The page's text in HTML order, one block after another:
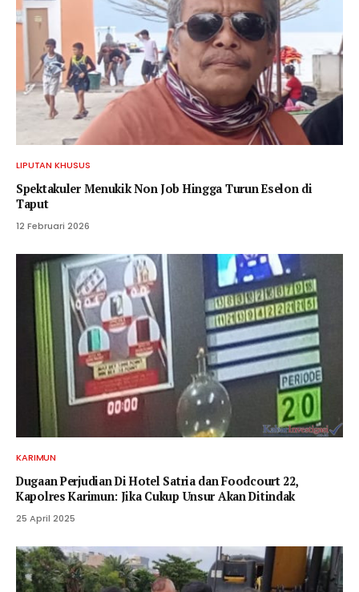
LIPUTAN KHUSUS
Spektakuler Menukik Non Job Hingga Turun Eselon di
Taput
12 Februari 2026
KARIMUN
Dugaan Perjudian Di Hotel Satria dan Foodcourt 22,
Kapolres Karimun: Jika Cukup Unsur Akan Ditindak
25 April 2025